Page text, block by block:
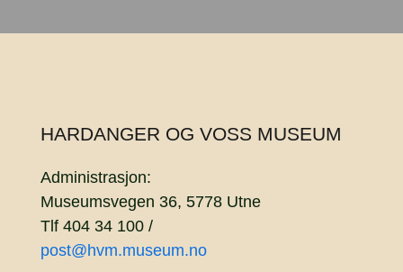
HARDANGER OG VOSS MUSEUM
Administrasjon:
Museumsvegen 36, 5778 Utne
Tlf 404 34 100 /
post@hvm.museum.no